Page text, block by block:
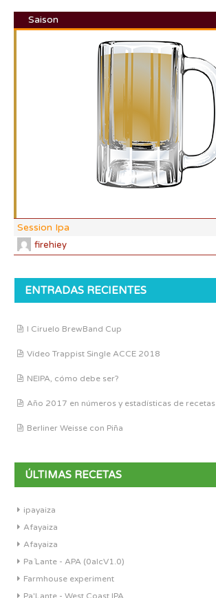
Saison
Session Ipa
firehiey
ENTRADAS RECIENTES
I Ciruelo BrewBand Cup
Vídeo Trappist Single ACCE 2018
NEIPA, cómo debe ser?
Año 2017 en números y estadísticas de recetas
Berliner Weisse con Piña
ÚLTIMAS RECETAS
ipayaiza
Afayaiza
Afayaiza
Pa´Lante - APA (0alcV1.0)
Farmhouse experiment
Pa'Lante - West Coast IPA